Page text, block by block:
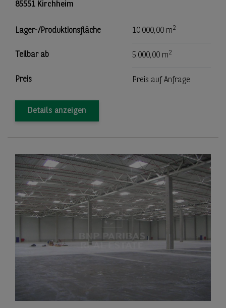
85551 Kirchheim
Lager-/Produktionsfläche 10.000,00 m2
Teilbar ab 5.000,00 m2
Preis Preis auf Anfrage
Details anzeigen